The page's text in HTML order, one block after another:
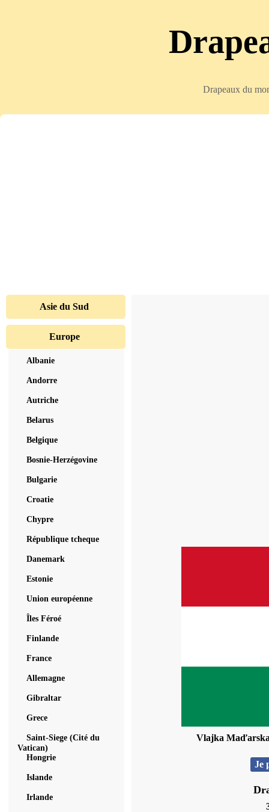
Drapeaux du
Asie du Sud
Europe
Albanie
Andorre
Autriche
Belarus
Belgique
Bosnie-Herzégovine
Bulgarie
Croatie
Chypre
République tcheque
Danemark
Estonie
Union européenne
Îles Féroé
Finlande
France
Allemagne
Gibraltar
Grece
Saint-Siege (Cité du
Vatican)
Hongrie
Islande
Irlande
Vlajka
Je